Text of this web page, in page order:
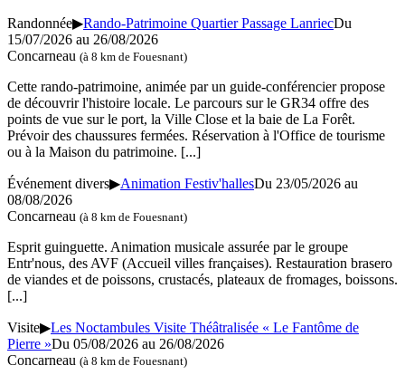
Randonnée▶Rando-Patrimoine Quartier Passage LanriecDu
15/07/2026 au 26/08/2026
Concarneau (à 8 km de Fouesnant)
Cette rando-patrimoine, animée par un guide-conférencier propose
de découvrir l'histoire locale. Le parcours sur le GR34 offre des
points de vue sur le port, la Ville Close et la baie de La Forêt.
Prévoir des chaussures fermées. Réservation à l'Office de tourisme
ou à la Maison du patrimoine. [...]
Événement divers▶Animation Festiv'hallesDu 23/05/2026 au
08/08/2026
Concarneau (à 8 km de Fouesnant)
Esprit guinguette. Animation musicale assurée par le groupe
Entr'nous, des AVF (Accueil villes françaises). Restauration brasero
de viandes et de poissons, crustacés, plateaux de fromages, boissons.
[...]
Visite▶Les Noctambules Visite Théâtralisée « Le Fantôme de
Pierre »Du 05/08/2026 au 26/08/2026
Concarneau (à 8 km de Fouesnant)